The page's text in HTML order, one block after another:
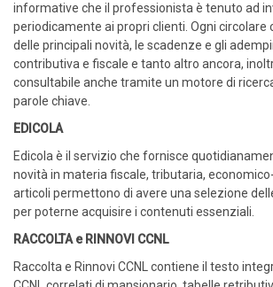
informative che il professionista è tenuto ad
periodicamente ai propri clienti. Ogni circolare
delle principali novità, le scadenze e gli
contributiva e fiscale e tanto altro ancora,
consultabile anche tramite un motore di
parole chiave.
EDICOLA
Edicola è il servizio che fornisce
novità in materia fiscale, tributaria,
articoli permettono di avere una selezione
per poterne acquisire i contenuti essenziali.
RACCOLTA e RINNOVI CCNL
Raccolta e Rinnovi CCNL contiene il testo